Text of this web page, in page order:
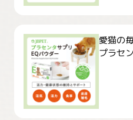
愛猫の
プラセ